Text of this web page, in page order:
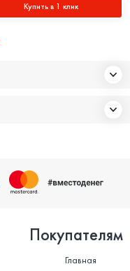
Купить в 1 клик
Покупателям
Главная